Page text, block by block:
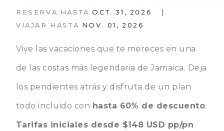
RESERVA HASTAOCT. 31, 2026 |
VIAJAR HASTA NOV. 01, 2026
Vive las vacaciones que te mereces en una
de las costas más legendaria de Jamaica. Deja
los pendientes atrás y disfruta de un plan
todo incluido con hasta 60% de descuento.
Tarifas iniciales desde $148 USD pp/pn